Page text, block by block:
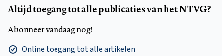
Altijd toegang tot alle publicaties van het NTVG?
Abonneer vandaag nog!
Online toegang tot alle artikelen